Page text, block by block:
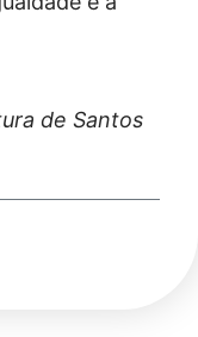
de Santos